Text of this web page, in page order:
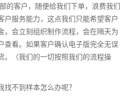
的客户，随便给我们下单，浪费我们
户服务能力，这点我们只能希望客户
，会立刻组织制作流程，会在隔天为
查看。如果客户确认电子版完全无误
。（我们的一切按照我们的流程操
不到样本怎么办呢？